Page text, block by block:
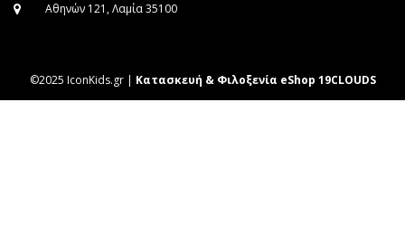
Αθηνών 121, Λαμία 35100
©2025 IconKids.gr | Κατασκευή & Φιλοξενία eShop 19CLOUDS